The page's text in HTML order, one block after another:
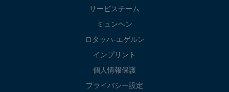
サービスチーム
ミュンヘン
ロタッハ‐エゲルン
インプリント
個人情報保護
プライバシー設定